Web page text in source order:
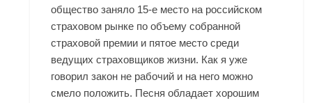
общество заняло 15-е место на российском
страховом рынке по объему собранной
страховой премии и пятое место среди
ведущих страховщиков жизни. Как я уже
говорил закон не рабочий и на него можно
смело положить. Песня обладает хорошим